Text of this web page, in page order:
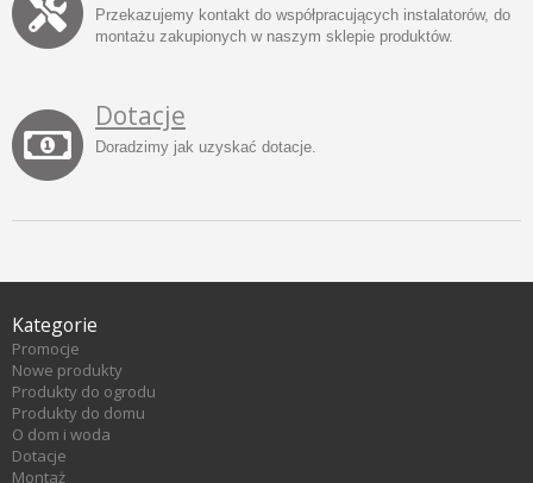
Przekazujemy kontakt do współpracujących instalatorów, do
montażu zakupionych w naszym sklepie produktów.
Dotacje
Doradzimy jak uzyskać dotacje.
Kategorie
Promocje
Nowe produkty
Produkty do ogrodu
Produkty do domu
O dom i woda
Dotacje
Montaż